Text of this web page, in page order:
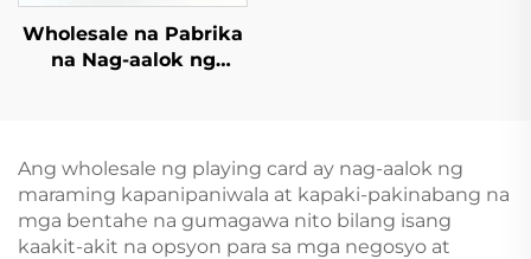
Wholesale na Pabrika
na Nag-aalok ng
Hardcover na Aklat na
May Dami, at
Pininturahan ang mga
Gilid
Ang wholesale ng playing card ay nag-aalok ng
maraming kapanipaniwala at kapaki-pakinabang na
mga bentahe na gumagawa nito bilang isang
kaakit-akit na opsyon para sa mga negosyo at